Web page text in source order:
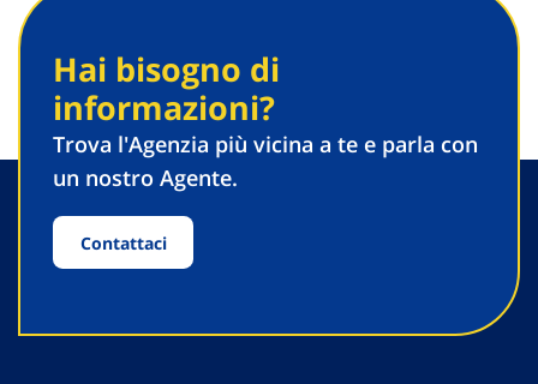
Hai bisogno di
informazioni?
Trova l'Agenzia più vicina a te e parla con
un nostro Agente.
Contattaci